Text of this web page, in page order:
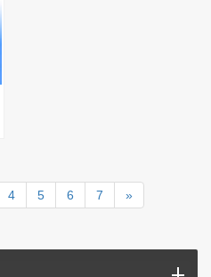
4 5 6 7 »